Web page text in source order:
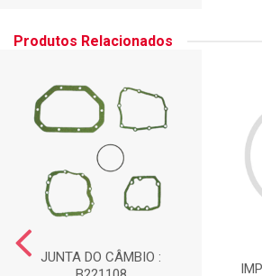
Produtos Relacionados
JUNTA DO CÂMBIO :